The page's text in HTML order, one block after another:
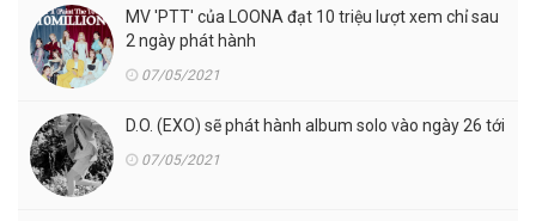
MV 'PTT' của LOONA đạt 10 triệu lượt xem chỉ sau
2 ngày phát hành
07/05/2021
D.O. (EXO) sẽ phát hành album solo vào ngày 26 tới
07/05/2021